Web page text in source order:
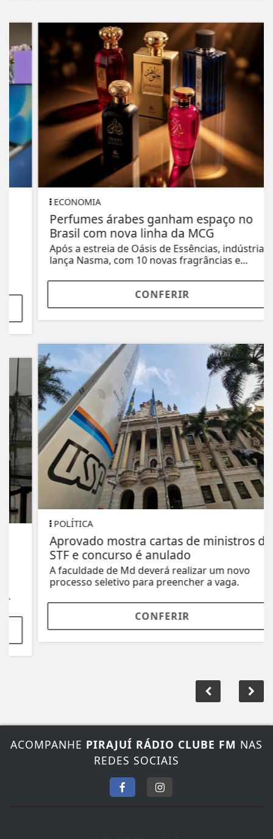
ECONOMIA
Perfumes árabes ganham espaço no
Brasil com nova linha da MCG
Após a estreia de Oásis de Essências, indústria
lança Nasma, com 10 novas fragrâncias e...
CONFERIR
POLÍTICA
Aprovado mostra cartas de ministros do
STF e concurso é anulado
A faculdade de Md deverá realizar um novo
processo seletivo para preencher a vaga.
CONFERIR
ACOMPANHEPIRAJUÍ RÁDIO CLUBE FMNAS
REDES SOCIAIS